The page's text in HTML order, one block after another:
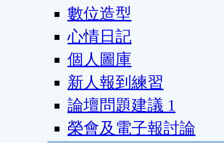
數位造型
心情日記
個人圖庫
新人報到練習
論壇問題建議 1
榮會及電子報討論